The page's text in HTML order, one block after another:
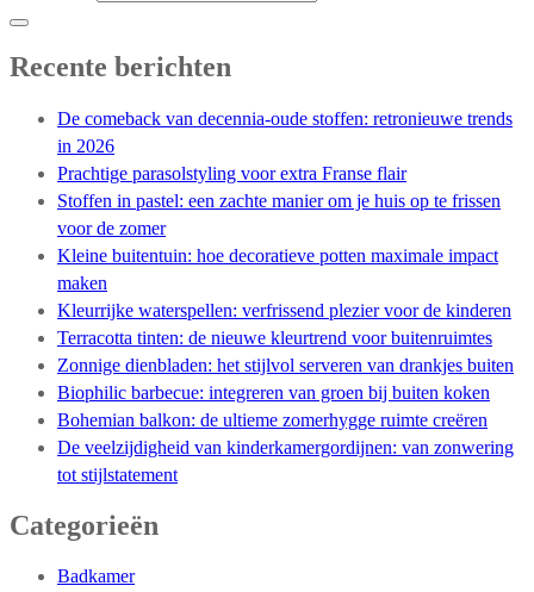
Recente berichten
De comeback van decennia-oude stoffen: retronieuwe trends
in 2026
Prachtige parasolstyling voor extra Franse flair
Stoffen in pastel: een zachte manier om je huis op te frissen
voor de zomer
Kleine buitentuin: hoe decoratieve potten maximale impact
maken
Kleurrijke waterspellen: verfrissend plezier voor de kinderen
Terracotta tinten: de nieuwe kleurtrend voor buitenruimtes
Zonnige dienbladen: het stijlvol serveren van drankjes buiten
Biophilic barbecue: integreren van groen bij buiten koken
Bohemian balkon: de ultieme zomerhygge ruimte creëren
De veelzijdigheid van kinderkamergordijnen: van zonwering
tot stijlstatement
Categorieën
Badkamer